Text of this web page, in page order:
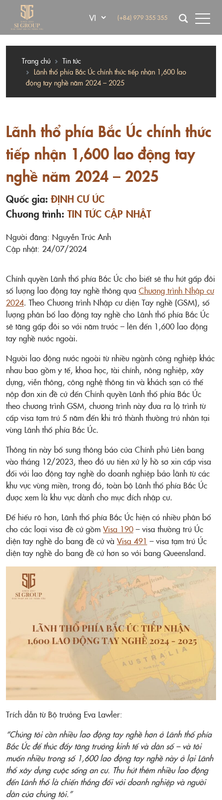
(+84) 979 355 355
Trang chủ
Tin tức
Lãnh thổ phía Bắc Úc chính thức tiếp nhận 1,600 lao
động tay nghề năm 2024 – 2025
Lãnh thổ phía Bắc Úc chính thức
tiếp nhận 1,600 lao động tay
nghề năm 2024 – 2025
Quốc gia: ĐỊNH CƯ ÚC
Chương trình: TIN TỨC CẬP NHẬT
Người đăng: Nguyễn Trúc Anh
Cập nhật: 24/07/2024
Chính quyền Lãnh thổ phía Bắc Úc cho biết sẽ thu hút gấp đôi
số lượng lao động tay nghề thông qua Chương trình Nhập cư
2024. Theo Chương trình Nhập cư diện Tay nghề (GSM), số
lượng phân bổ lao động tay nghề cho Lãnh thổ phía Bắc Úc
sẽ tăng gấp đôi so với năm trước – lên đến 1,600 lao động
tay nghề nước ngoài.
Người lao động nước ngoài từ nhiều ngành công nghiệp khác
nhau bao gồm y tế, khoa học, tài chính, nông nghiệp, xây
dựng, viễn thông, công nghệ thông tin và khách sạn có thể
nộp đơn xin đề cử đến Chính quyền Lãnh thổ phía Bắc Úc
theo chương trình GSM, chương trình này đưa ra lộ trình từ
cấp visa tạm trú 5 năm đến khi trở thành thường trú nhân tại
vùng Lãnh thổ phía Bắc Úc.
Thông tin này bổ sung thông báo của Chính phủ Liên bang
vào tháng 12/2023, theo đó ưu tiên xử lý hồ sơ xin cấp visa
đối với lao động tay nghề do doanh nghiệp bảo lãnh từ các
khu vực vùng miền, trong đó, toàn bộ Lãnh thổ phía Bắc Úc
được xem là khu vực dành cho mục đích nhập cư.
Để hiểu rõ hơn, Lãnh thổ phía Bắc Úc hiện có nhiều phân bổ
cho các loại visa đề cử gồm Visa 190 – visa thường trú Úc
diện tay nghề do bang đề cử và Visa 491 – visa tạm trú Úc
diện tay nghề do bang đề cử hơn so với bang Queensland.
Trích dẫn từ Bộ trưởng Eva Lawler:
“Chúng tôi cần nhiều lao động tay nghề hơn ở Lãnh thổ phía
Bắc Úc để thúc đẩy tăng trưởng kinh tế và dân số – và tôi
muốn nhiều trong số 1,600 lao động tay nghề này ở lại Lãnh
thổ xây dựng cuộc sống an cư. Thu hút thêm nhiều lao động
đến Lãnh thổ là chiến thắng đối với doanh nghiệp và người
dân của chúng tôi.”